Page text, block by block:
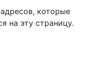
которые
на эту страницу.